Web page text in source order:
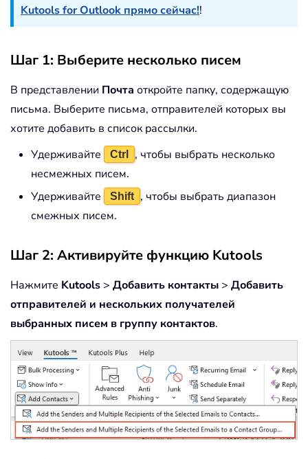
Kutools for Outlook прямо сейчас!!
Шаг 1: Выберите несколько писем
В представлении Почта откройте папку, содержащую
письма. Выберите письма, отправителей которых вы
хотите добавить в список рассылки.
Удерживайте
Ctrl
, чтобы выбрать несколько
несмежных писем.
Удерживайте
Shift , чтобы выбрать диапазон
смежных писем.
Шаг 2: Активируйте функцию Kutools
Нажмите Kutools > Добавить контакты > Добавить
отправителей и нескольких получателей
выбранных писем в группу контактов.